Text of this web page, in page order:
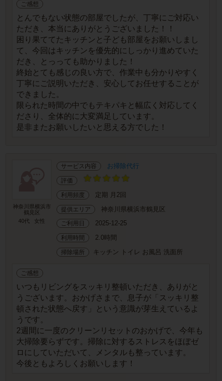
ご感想
とんでもない状態の部屋でしたが、丁寧にご対応い
ただき、本当にありがとうございました！！
困り果ててたキッチンと子ども部屋をお願いしまし
て、今回はキッチンを優先的にしっかり進めていた
だき、とっっても助かりました！
終始とても感じの良い方で、作業中も分かりやすく
丁寧にご説明いただき、安心してお任せすることが
できました。
限られた時間の中でもテキパキと幅広く対応してく
ださり、全体的に大変満足しています。
是非またお願いしたいと思える方でした！
神奈川県横浜市
鶴見区
40代
女性
サービス内容 お掃除代行
評価
利用頻度 定期 月2回
提供エリア 神奈川県横浜市鶴見区
ご利用日 2025-12-25
利用時間 2.0時間
掃除場所 キッチン トイレ お風呂 洗面所
ご感想
いつもリビングをスッキリ整頓いただき、ありがと
うございます。おかげさまで、息子が「スッキリ整
頓された状態へ戻す」という意識が芽生えているよ
うです。
2週間に一度のクリーンリセットのおかげで、今年も
大掃除要らずです。掃除に対するストレスをほぼゼ
ロにしていただいて、メンタルも整っています。
今後ともよろしくお願いします！